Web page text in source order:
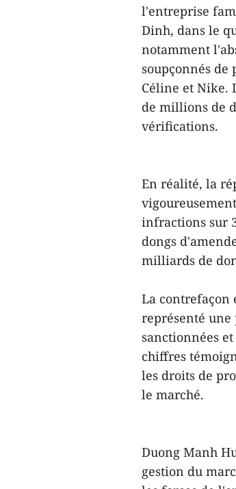
l'entreprise
Dinh, dans le
notamment
soupçonnés de
Céline et Nike.
de millions de
vérifications.
En réalité, la
infractions sur
dongs
milliards de
La
représenté une
sanctionnées
chiffres
les droits de
le marché.
Duong Manh
gestion du